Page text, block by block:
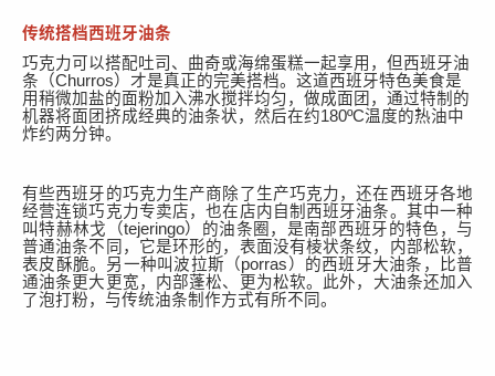
传统搭档西班牙油条
巧克力可以搭配吐司、 曲奇或海绵蛋糕一起享用，但西班牙油
条 （Churros） 才是真正的完美搭档。这道西班牙特色美食是
用稍微加盐的面粉加入沸水搅拌均匀，做成面团，通过特制的
机器将面团挤成经典的油条状，然后在约180ºC温度的热油中
炸约两分钟。
有些西班牙的巧克力生产商除了生产巧克力，还在西班牙各地
经营连锁巧克力专卖店，也在店内自制 西班牙油条。其中一种
叫特赫林戈
（tejeringo）的油条圈 ，是南部西班牙的特色，与
普通油条不同，它是环形的，表面没有棱状条纹，内部松软，
表皮酥脆。另一种叫波拉斯 （porras ）的西班牙大油条 ，比普
通油条更大更宽，内部蓬松、 更为松软。此外， 大油条还加入
了泡打粉，与传统油条制作方式有所不同 。